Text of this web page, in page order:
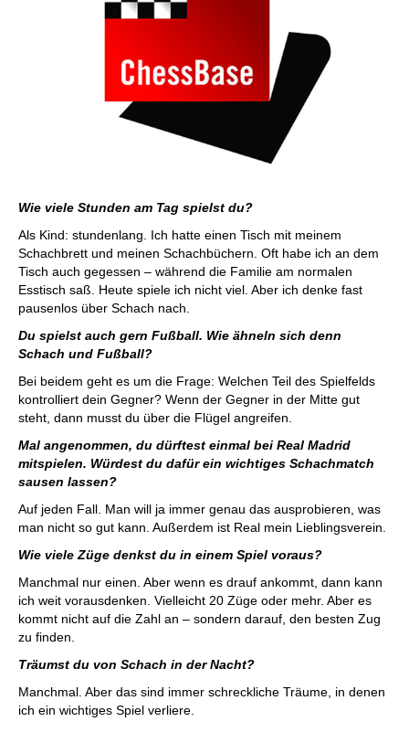
Wie viele Stunden am Tag spielst du?
Als Kind: stundenlang. Ich hatte einen Tisch mit meinem
Schachbrett und meinen Schachbüchern. Oft habe ich an dem
Tisch auch gegessen – während die Familie am normalen
Esstisch saß. Heute spiele ich nicht viel. Aber ich denke fast
pausenlos über Schach nach.
Du spielst auch gern Fußball. Wie ähneln sich denn
Schach und Fußball?
Bei beidem geht es um die Frage: Welchen Teil des Spielfelds
kontrolliert dein Gegner? Wenn der Gegner in der Mitte gut
steht, dann musst du über die Flügel angreifen.
Mal angenommen, du dürftest einmal bei Real Madrid
mitspielen. Würdest du dafür ein wichtiges Schachmatch
sausen lassen?
Auf jeden Fall. Man will ja immer genau das ausprobieren, was
man nicht so gut kann. Außerdem ist Real mein Lieblingsverein.
Wie viele Züge denkst du in einem Spiel voraus?
Manchmal nur einen. Aber wenn es drauf ankommt, dann kann
ich weit vorausdenken. Vielleicht 20 Züge oder mehr. Aber es
kommt nicht auf die Zahl an – sondern darauf, den besten Zug
zu finden.
Träumst du von Schach in der Nacht?
Manchmal. Aber das sind immer schreckliche Träume, in denen
ich ein wichtiges Spiel verliere.